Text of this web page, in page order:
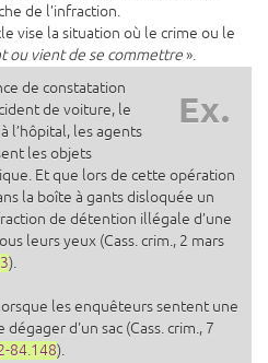
de l’infraction.
vise la situation où le crime ou le
ou vient de se commettre».
Ex.
de constatation
de voiture, le
l’hôpital, les agents
les objets
Et que lors de cette opération
la boîte à gants disloquée un
de détention illégale d’une
leurs yeux (Cass. crim., 2 mars
).
les enquêteurs sentent une
d'un sac (Cass. crim., 7
84.148).